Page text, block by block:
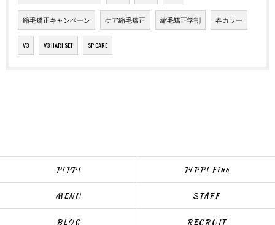
縮毛矯正キャンペーン ケア縮毛矯正 縮毛矯正学割 春カラー
V3 V3 HARI SET SP CARE
PiPPI PiPPI Fino
MENU STAFF
BLOG RECRUIT